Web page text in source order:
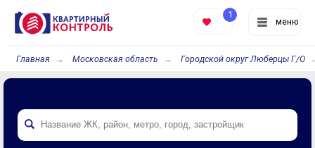
меню
1
Главная Московская область Городской округ Люберцы Г/О